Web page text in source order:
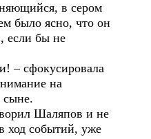
в сером
было ясно, что он
если бы не
– сфокусировала
на
Шаляпов и не
ход событий, уже